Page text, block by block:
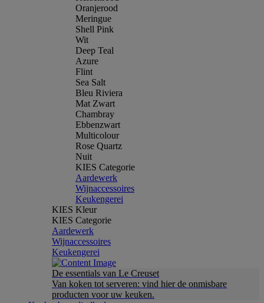
Oranjerood
Meringue
Shell Pink
Wit
Deep Teal
Azure
Flint
Sea Salt
Bleu Riviera
Mat Zwart
Chambray
Ebbenzwart
Multicolour
Rose Quartz
Nuit
KIES Categorie
Aardewerk
Wijnaccessoires
Keukengerei
KIES Kleur
KIES Categorie
Aardewerk
Wijnaccessoires
Keukengerei
De essentials van Le Creuset
Van koken tot serveren: vind hier de onmisbare
producten voor uw keuken.